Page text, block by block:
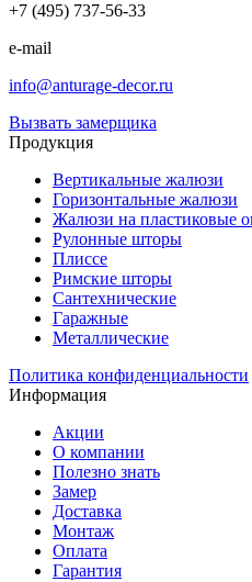
+7 (495) 737-56-33
e-mail
info@anturage-decor.ru
Вызвать замерщика
Продукция
Вертикальные жалюзи
Горизонтальные жалюзи
Жалюзи на пластиковые
Рулонные шторы
Плиссе
Римские шторы
Сантехнические
Гаражные
Металлические
Политика конфиденциальности
Информация
Акции
О компании
Полезно знать
Замер
Доставка
Монтаж
Оплата
Гарантия